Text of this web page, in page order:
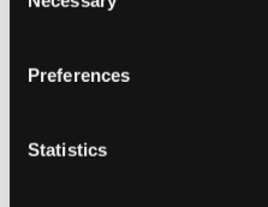
Selection
Preferences
Statistics